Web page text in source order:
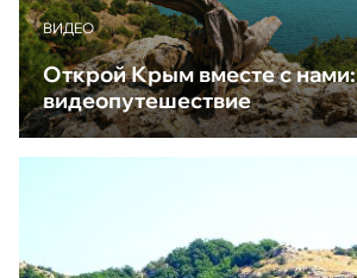
ВИДЕО
Открой Крым вместе с нами:
видеопутешествие